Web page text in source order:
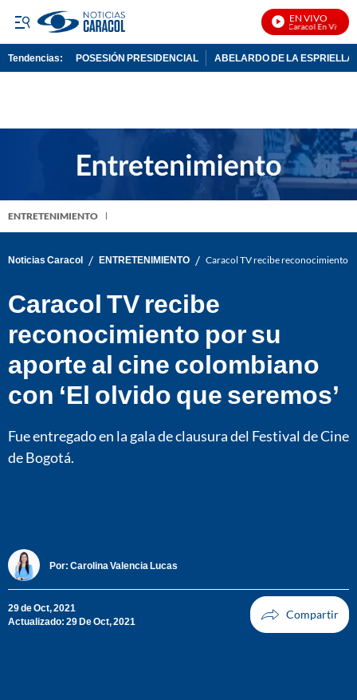
EN VIVO
Noticias Caracol En Vivo
Tendencias: POSESIÓN PRESIDENCIAL ABELARDO DE LA ESPRIELLA
ENTRETENIMIENTO
Noticias Caracol / ENTRETENIMIENTO / Caracol TV recibe reconocimiento
Caracol TV recibe
reconocimiento por su
aporte al cine colombiano
con ‘El olvido que seremos’
Fue entregado en la gala de clausura del Festival de Cine
de Bogotá.
Por: Carolina Valencia Lucas
29 de Oct, 2021
Actualizado: 29 De Oct, 2021